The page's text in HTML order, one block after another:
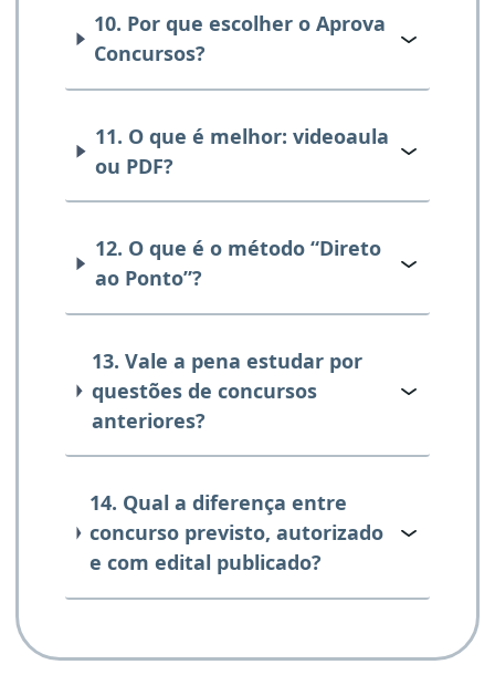
10. Por que escolher o Aprova
Concursos?
11. O que é melhor: videoaula
ou PDF?
12. O que é o método “Direto
ao Ponto”?
13. Vale a pena estudar por
questões de concursos
anteriores?
14. Qual a diferença entre
concurso previsto, autorizado
e com edital publicado?